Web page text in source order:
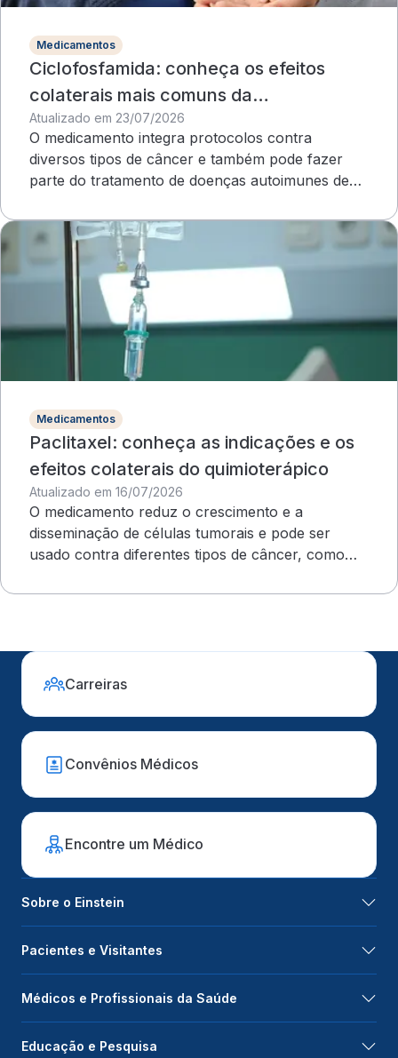
Medicamentos
Ciclofosfamida: conheça os efeitos
colaterais mais comuns da
quimioterapia
Atualizado em 23/07/2026
O medicamento integra protocolos contra
diversos tipos de câncer e também pode fazer
parte do tratamento de doenças autoimunes de
Medicamentos
Paclitaxel: conheça as indicações e os
efeitos colaterais do quimioterápico
Atualizado em 16/07/2026
O medicamento reduz o crescimento e a
disseminação de células tumorais e pode ser
usado contra diferentes tipos de câncer, como
Carreiras
Convênios Médicos
Encontre um Médico
Sobre o Einstein
Pacientes e Visitantes
Médicos e Profissionais da Saúde
Educação e Pesquisa